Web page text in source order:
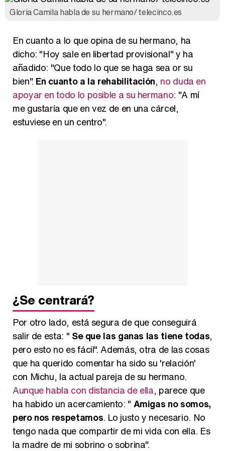
Gloria Camila habla de su hermano/ telecinco.es
En cuanto a lo que opina de su hermano, ha
dicho: "Hoy sale en libertad provisional" y ha
añadido: "Que todo lo que se haga sea or su
bien". En cuanto a la rehabilitación, no duda en
apoyar en todo lo posible a su hermano: "A mí
me gustaría que en vez de en una cárcel,
estuviese en un centro".
¿Se centrará?
Por otro lado, está segura de que conseguirá
salir de esta: " Se que las ganas las tiene todas,
pero esto no es fácil". Además, otra de las cosas
que ha querido comentar ha sido su 'relación'
con Michu, la actual pareja de su hermano.
Aunque habla con distancia de ella, parece que
ha habido un acercamiento: " Amigas no somos,
pero nos respetamos. Lo justo y necesario. No
tengo nada que compartir de mi vida con ella. Es
la madre de mi sobrino o sobrina".